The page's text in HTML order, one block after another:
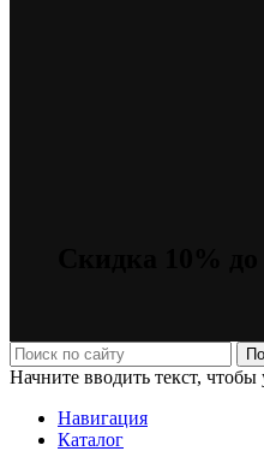
Начните вводить текст,
Навигация
Каталог